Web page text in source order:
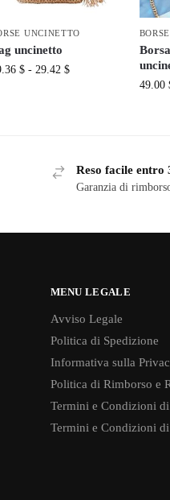
UNCINETTO
uncinetto
$ - 29.42 $
49.00
Reso facile entro
Garanzia di
MENU LEGALE
Avviso Legale
Politica di Spedizione
Informativa sulla
Politica di Rimborso e
Termini e Condizioni
Termini e Condizioni